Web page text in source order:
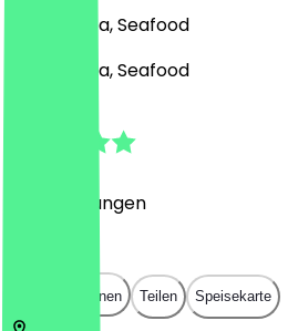
Pizza, Pasta, Seafood
Pizza, Pasta, Seafood
Bewertungen
In App öffnen Teilen Speisekarte